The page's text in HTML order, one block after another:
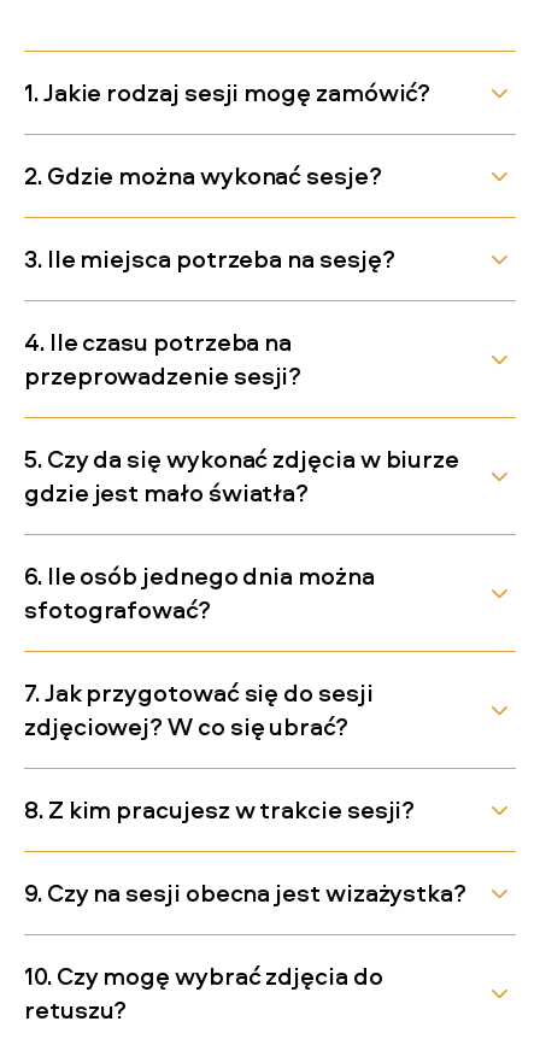
1. Jakie rodzaj sesji mogę zamówić?
2. Gdzie można wykonać sesje?
3. Ile miejsca potrzeba na sesję?
4. Ile czasu potrzeba na
przeprowadzenie sesji?
5. Czy da się wykonać zdjęcia w biurze
gdzie jest mało światła?
6. Ile osób jednego dnia można
sfotografować?
7. Jak przygotować się do sesji
zdjęciowej? W co się ubrać?
8. Z kim pracujesz w trakcie sesji?
9. Czy na sesji obecna jest wizażystka?
10. Czy mogę wybrać zdjęcia do
retuszu?